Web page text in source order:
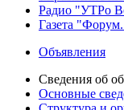
Радио "УТРо
Газета
Объявления
Сведения об
Основные